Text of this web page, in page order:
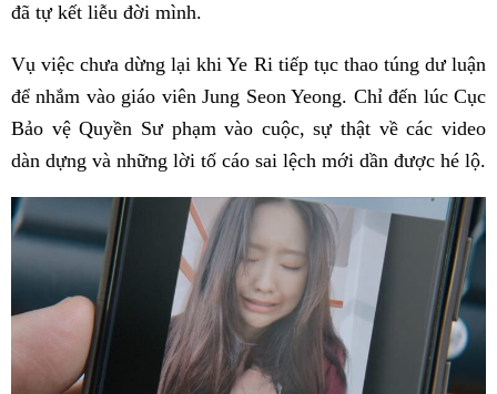
đã tự kết liễu đời mình.
Vụ việc chưa dừng lại khi Ye Ri tiếp tục thao túng dư luận
để nhắm vào giáo viên Jung Seon Yeong. Chỉ đến lúc Cục
Bảo vệ Quyền Sư phạm vào cuộc, sự thật về các video
dàn dựng và những lời tố cáo sai lệch mới dần được hé lộ.